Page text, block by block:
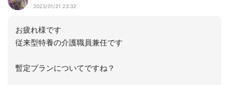
2023/01/21 23:32
お疲れ様です
従来型特養の介護職員兼任です
暫定プランについてですね？